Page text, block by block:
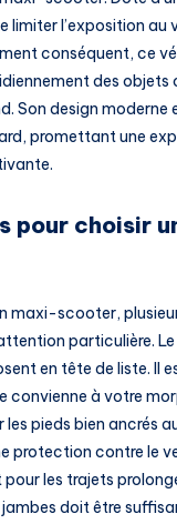
limiter l’exposition au
conséquent, ce
des objets
Son design moderne
promettant une
pour choisir
maxi-scooter,
particulière. Le
en tête de liste. Il
convienne à votre
les pieds bien ancrés
protection contre le
les trajets
doit être